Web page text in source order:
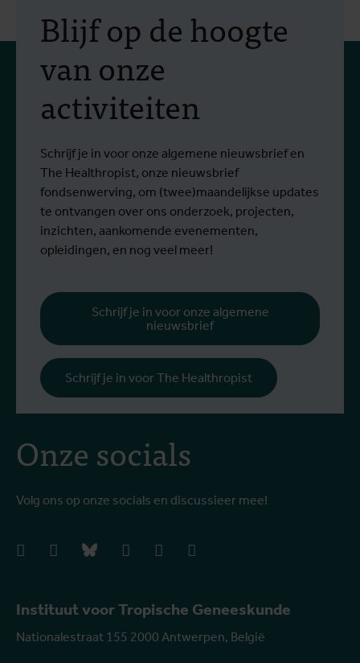
In Bunia start een studie
naar twee behandelingen
tegen het Bundibugyo-
virus
Sinds het begin van de uitbraak zijn meer
430 mensen overleden.
Instituut voor Tropische Geneeskunde
Nationalestraat 155 2000 Antwerpen, België
Onze socials
Volg ons op onze socials en discussieer mee!
facebookinstagrambluesky linkedIn youtube
Blijf op de hoogte
van onze
activiteiten
Schrijf je in voor onze algemene nieuwsbrief en
The Healthropist, onze nieuwsbrief
fondsenwerving, om (twee)maandelijkse updates
te ontvangen over ons onderzoek, projecten,
inzichten, aankomende evenementen,
opleidingen, en nog veel meer!
Schrijf je in voor onze algemene
nieuwsbrief
Schrijf je in voor The Healthropist